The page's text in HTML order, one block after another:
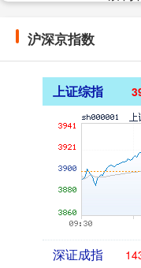
沪深京指数
上证综指
深证成指